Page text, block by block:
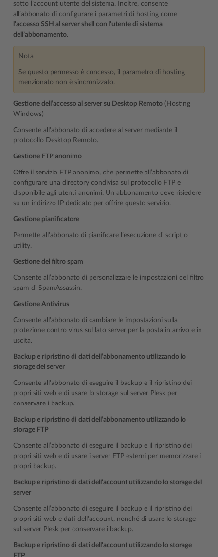
sotto l’account utente del sistema. Inoltre, consente
all’abbonato di configurare i parametri di hosting come
l’accesso SSH al server shell con l’utente di sistema
dell’abbonamento.
Nota
Se questo permesso è concesso, il parametro di hosting
menzionato non è sincronizzato.
Gestione dell’accesso al server su Desktop Remoto (Hosting
Windows)
Consente all’abbonato di accedere al server mediante il
protocollo Desktop Remoto.
Gestione FTP anonimo
Offre il servizio FTP anonimo, che permette all’abbonato di
configurare una directory condivisa sul protocollo FTP e
disponibile agli utenti anonimi. Un abbonamento deve risiedere
su un indirizzo IP dedicato per offrire questo servizio.
Gestione pianificatore
Permette all’abbonato di pianificare l’esecuzione di script o
utility.
Gestione del filtro spam
Consente all’abbonato di personalizzare le impostazioni del filtro
spam di SpamAssassin.
Gestione Antivirus
Consente all’abbonato di cambiare le impostazioni sulla
protezione contro virus sul lato server per la posta in arrivo e in
uscita.
Backup e ripristino di dati dell’abbonamento utilizzando lo
storage del server
Consente all’abbonato di eseguire il backup e il ripristino dei
propri siti web e di usare lo storage sul server Plesk per
conservare i backup.
Backup e ripristino di dati dell’abbonamento utilizzando lo
storage FTP
Consente all’abbonato di eseguire il backup e il ripristino dei
propri siti web e di usare i server FTP esterni per memorizzare i
propri backup.
Backup e ripristino di dati dell’account utilizzando lo storage del
server
Consente all’abbonato di eseguire il backup e il ripristino dei
propri siti web e dati dell’account, nonché di usare lo storage
sul server Plesk per conservare i backup.
Backup e ripristino di dati dell’account utilizzando lo storage
FTP